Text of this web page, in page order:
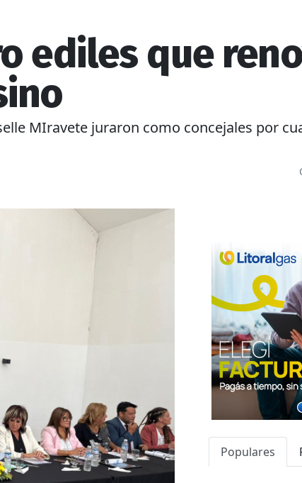
ediles que
MIravete juraron como concejales por
Populares